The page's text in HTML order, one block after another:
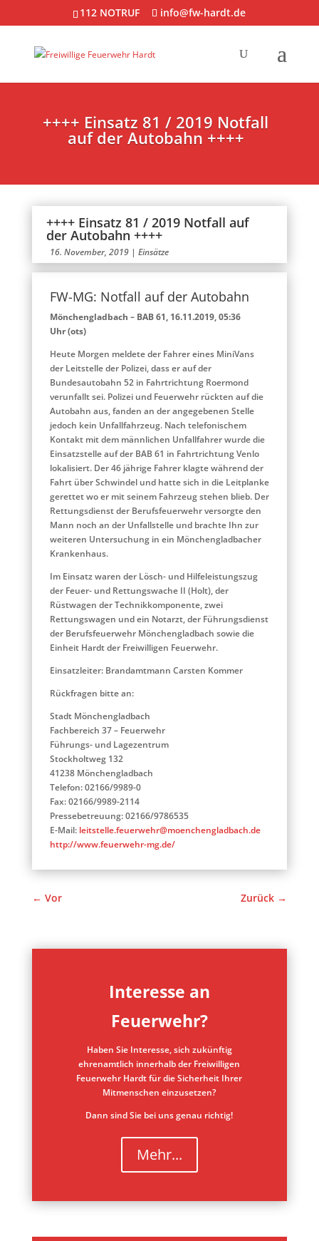
112 NOTRUF info@fw-hardt.de
++++ Einsatz 81 / 2019 Notfall
auf der Autobahn ++++
++++ Einsatz 81 / 2019 Notfall auf
der Autobahn ++++
16. November, 2019| Einsätze
FW-MG: Notfall auf der Autobahn
Mönchengladbach – BAB 61, 16.11.2019, 05:36
Uhr (ots)
Heute Morgen meldete der Fahrer eines MiniVans
der Leitstelle der Polizei, dass er auf der
Bundesautobahn 52 in Fahrtrichtung Roermond
verunfallt sei. Polizei und Feuerwehr rückten auf die
Autobahn aus, fanden an der angegebenen Stelle
jedoch kein Unfallfahrzeug. Nach telefonischem
Kontakt mit dem männlichen Unfallfahrer wurde die
Einsatzstelle auf der BAB 61 in Fahrtrichtung Venlo
lokalisiert. Der 46 jährige Fahrer klagte während der
Fahrt über Schwindel und hatte sich in die Leitplanke
gerettet wo er mit seinem Fahrzeug stehen blieb. Der
Rettungsdienst der Berufsfeuerwehr versorgte den
Mann noch an der Unfallstelle und brachte Ihn zur
weiteren Untersuchung in ein Mönchengladbacher
Krankenhaus.
Im Einsatz waren der Lösch- und Hilfeleistungszug
der Feuer- und Rettungswache II (Holt), der
Rüstwagen der Technikkomponente, zwei
Rettungswagen und ein Notarzt, der Führungsdienst
der Berufsfeuerwehr Mönchengladbach sowie die
Einheit Hardt der Freiwilligen Feuerwehr.
Einsatzleiter: Brandamtmann Carsten Kommer
Rückfragen bitte an:
Stadt Mönchengladbach
Fachbereich 37 – Feuerwehr
Führungs- und Lagezentrum
Stockholtweg 132
41238 Mönchengladbach
Telefon: 02166/9989-0
Fax: 02166/9989-2114
Pressebetreuung: 02166/9786535
E-Mail: leitstelle.feuerwehr@moenchengladbach.de
http://www.feuerwehr-mg.de/
← Vor Zurück →
Interesse an
Feuerwehr?
Haben Sie Interesse, sich zukünftig
ehrenamtlich innerhalb der Freiwilligen
Feuerwehr Hardt für die Sicherheit Ihrer
Mitmenschen einzusetzen?
Dann sind Sie bei uns genau richtig!
Mehr...